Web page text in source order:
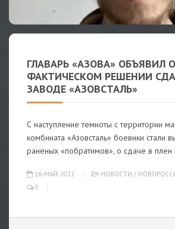
ГЛАВАРЬ «АЗОВА» ОБЪЯВИЛ О
ФАКТИЧЕСКОМ РЕШЕНИИ
ЗАВОДЕ «АЗОВСТАЛЬ»
С наступление темноты с территории
комбината «Азовсталь» боевики стали
раненых «побратимов», о сдаче в плен
16-МАЙ-2022 НОВОСТИ /
0